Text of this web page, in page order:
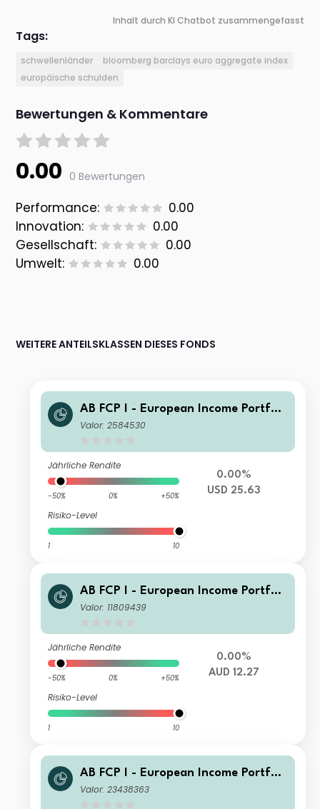
Inhalt durch KI Chatbot zusammengefasst
Tags:
schwellenländer
bloomberg barclays euro aggregate index
europäische schulden
Bewertungen & Kommentare
0.00 0 Bewertungen
Performance:
0.00
Innovation:
0.00
Gesellschaft:
0.00
Umwelt:
0.00
WEITERE ANTEILSKLASSEN DIESES FONDS
AB FCP I - European Income Portfoli
o A2 USD Acc
Valor: 2584530
Jährliche Rendite
-50% 0% +50%
Risiko-Level
1 10
0.00%
USD 25.63
AB FCP I - European Income Portfoli
o AT AUD H Inc
Valor: 11809439
Jährliche Rendite
-50% 0% +50%
Risiko-Level
1 10
0.00%
AUD 12.27
AB FCP I - European Income Portfoli
o AA USD H Inc
Valor: 23438363